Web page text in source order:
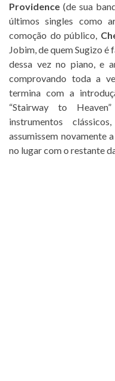
Providence (de sua
últimos singles como
comoção do público,
Jobim, de quem Sugizo é
dessa vez no piano, e
comprovando toda a
termina com a
“Stairway to
instrumentos
assumissem novamente
no lugar com o restante